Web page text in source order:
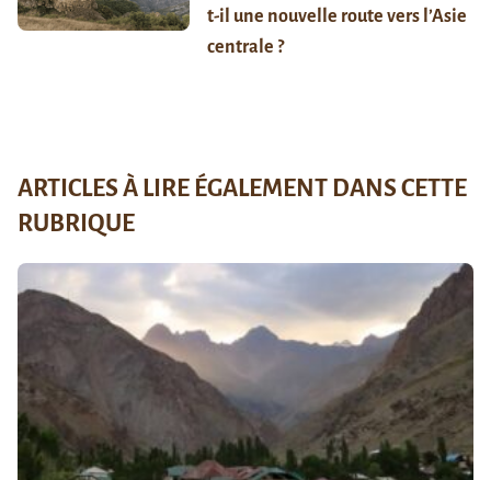
t-il une nouvelle route vers l’Asie
centrale ?
ARTICLES À LIRE ÉGALEMENT DANS CETTE
RUBRIQUE